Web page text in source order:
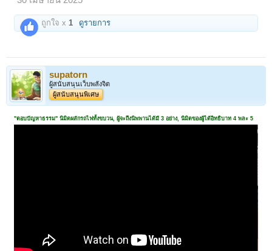
ถูกใจ x 1 ดูรายการ
supatorn
ผู้สนับสนุนเว็บพลังจิต
ผู้สนับสนุนพิเศษ
"ตอบปัญหาธรรม" นิมิตผลักรถไฟทั้งขบวน, ผู้จะถึงนิพพานได้มี 3 อย่าง, นิมิตของผู้ได้อิทธิบาท 4 พละ 5